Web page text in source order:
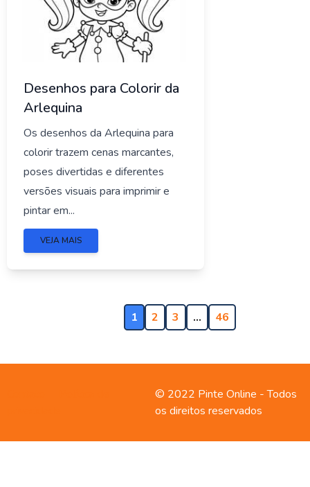
Desenhos para Colorir da
Arlequina
Os desenhos da Arlequina para
colorir trazem cenas marcantes,
poses divertidas e diferentes
versões visuais para imprimir e
pintar em...
VEJA MAIS
1 2 3 … 46
© 2022 Pinte Online - Todos
os direitos reservados